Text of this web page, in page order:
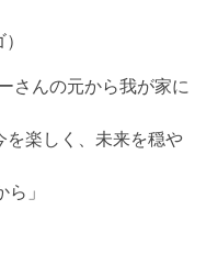
さんの元から我が家に
を楽しく、未来を穏や
」